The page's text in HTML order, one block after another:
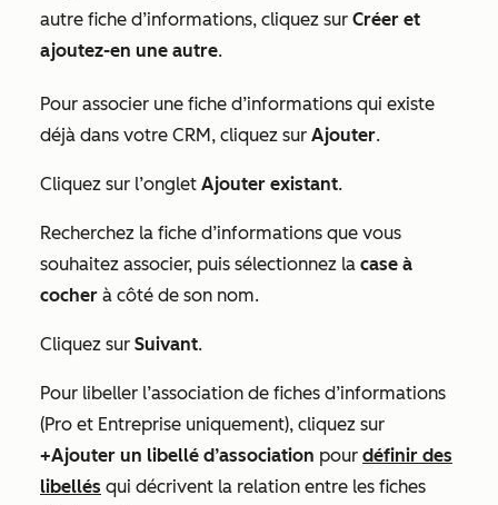
autre fiche d’informations, cliquez sur Créer et
ajoutez-en une autre.
Pour associer une fiche d’informations qui existe
déjà dans votre CRM, cliquez sur Ajouter.
Cliquez sur l’onglet Ajouter existant.
Recherchez la fiche d’informations que vous
souhaitez associer, puis sélectionnez la case à
cocher à côté de son nom.
Cliquez sur Suivant.
Pour libeller l’association de fiches d’informations
(Pro et Entreprise uniquement), cliquez sur
+Ajouter un libellé d’association pour définir des
libellés qui décrivent la relation entre les fiches